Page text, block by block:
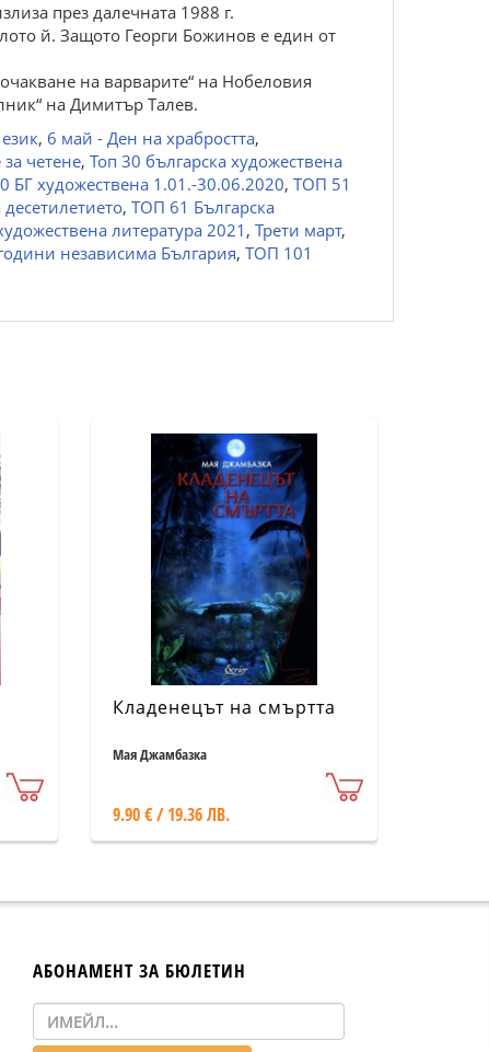
през далечната 1988 г.
й. Защото Георги Божинов е един от
на варварите“ на Нобеловия
на Димитър Талев.
, 6 май - Ден на храбростта,
четене, Топ 30 българска художествена
БГ художествена 1.01.-30.06.2020, ТОП 51
, ТОП 61 Българска
литература 2021, Трети март,
независима България, ТОП 101
Кладенецът на смъртта
Мая Джамбазка
9.90 € / 19.36 ЛВ.
АБОНАМЕНТ ЗА БЮЛЕТИН